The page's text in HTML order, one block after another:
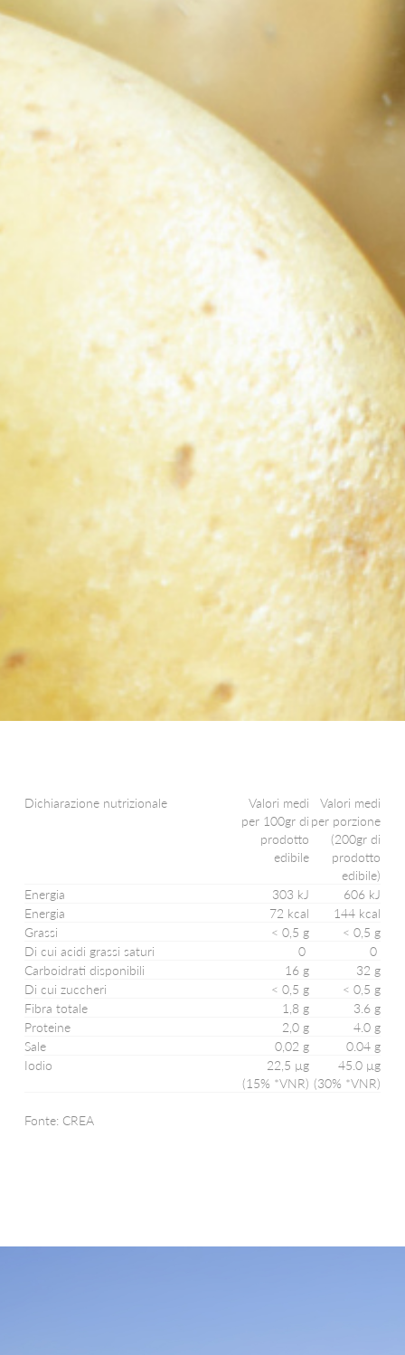
TRIS DI VERDURE
STICK DI ZUCCHINE
BARCHETTE CON BUCCIA
CARCIOFI
PATATINE TAGLIO CLASSICO
TOCCHETTONI RUSTICI
SPICCHI CON BUCCIA
FETTE CON BUCCIA
PUREA DI PATATE IN DISCHI
TOCCHETTI AL NATURALE
RUSTICI AL NATURALE
NOVELLE AL NATURALE
CHICCHE DI PATATE
VEDI TUTTO
VEDI TUTTO
VEDI TUTTO
VEDI TUTTO
VEDI TUTTO
VEDI TUTTO
Dichiarazione nutrizionale
Valori medi
per 100gr di
prodotto
edibile
Valori medi
per porzione
(200gr di
prodotto
edibile)
Energia
303 kJ
606 kJ
Energia
72 kcal
144 kcal
Grassi
< 0,5 g
< 0,5 g
Di cui acidi grassi saturi
0
0
Carboidrati disponibili
16 g
32 g
Di cui zuccheri
< 0,5 g
< 0,5 g
Fibra totale
1,8 g
3.6 g
Proteine
2,0 g
4.0 g
Sale
0,02 g
0.04 g
Iodio
22,5 µg
(15% *VNR)
45.0 µg
(30% *VNR)
Fonte: CREA